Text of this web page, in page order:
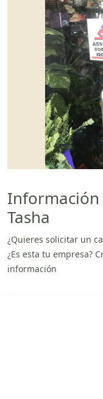
Tasha
¿Quieres solicitar un
¿Es esta tu empresa?
información